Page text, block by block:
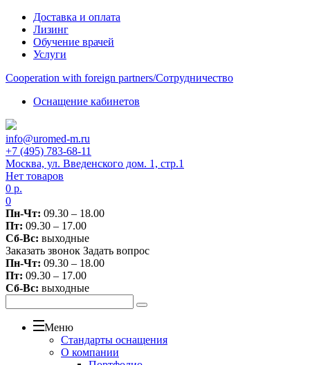
Доставка и оплата
Лизинг
Обучение врачей
Услуги
Сooperation with foreign partners/Сотрудничество
Оснащение кабинетов
info@uromed-m.ru
+7 (495) 783-68-11
Москва, ул. Введенского дом. 1, стр.1
Нет товаров
0 р.
0
Пн-Чт: 09.30 – 18.00
Пт: 09.30 – 17.00
Сб-Вс: выходные
Заказать звонок Задать вопрос
Пн-Чт: 09.30 – 18.00
Пт: 09.30 – 17.00
Сб-Вс: выходные
Меню
Стандарты оснащения
О компании